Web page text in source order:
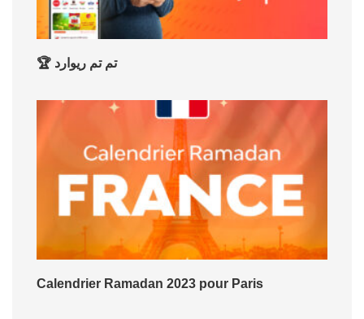
🏆 تم تم ريوارد
Calendrier Ramadan 2023 pour Paris